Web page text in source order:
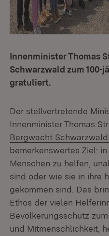
Innenminister Thomas
Schwarzwald zum 100-
gratuliert.
Der stellvertretende
Innenminister Thomas
Bergwacht Schwarzwald
bemerkenswertes Ziel:
Menschen zu helfen,
sind oder wie sie in ihre
gekommen sind. Das
Ethos der vielen
Bevölkerungsschutz
und Mitmenschlichkeit,